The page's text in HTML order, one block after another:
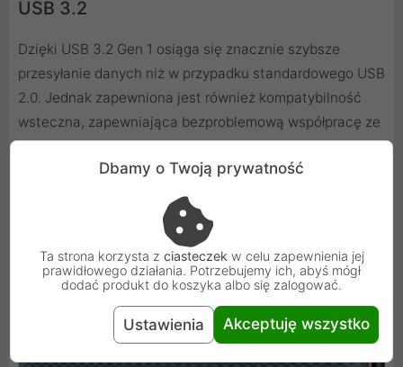
USB 3.2
Dzięki USB 3.2 Gen 1 osiąga się znacznie szybsze
przesyłanie danych niż w przypadku standardowego USB
2.0. Jednak zapewniona jest również kompatybilność
wsteczna, zapewniająca bezproblemową współpracę ze
wszystkimi urządzeniami.
Dbamy o Twoją prywatność
Ta strona korzysta z ciasteczekw celu zapewnienia jej
prawidłowego działania. Potrzebujemy ich, abyś mógł
dodać produkt do koszyka albo się zalogować.
Ustawienia Akceptuję wszystko